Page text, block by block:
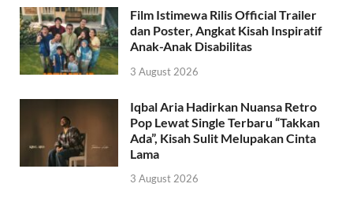
Film Istimewa Rilis Official Trailer
dan Poster, Angkat Kisah Inspiratif
Anak-Anak Disabilitas
3 August 2026
Iqbal Aria Hadirkan Nuansa Retro
Pop Lewat Single Terbaru “Takkan
Ada”, Kisah Sulit Melupakan Cinta
Lama
3 August 2026